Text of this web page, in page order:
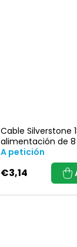
Cable Silverstone
alimentación de
pines
A petición
€3,14